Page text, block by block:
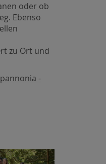
oder ob
Ebenso
zu Ort und
-